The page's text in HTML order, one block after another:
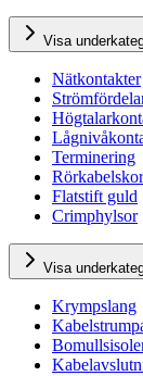
Visa
Nätkontakter
Terminering
Rörkabelskor
Flatstift guld
Crimphylsor
Visa
Krympslang